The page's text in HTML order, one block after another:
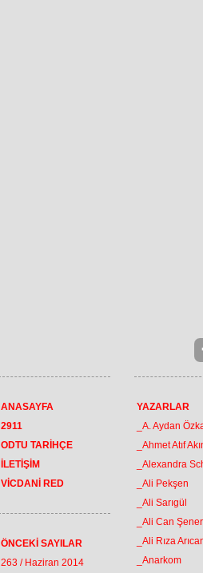
ANASAYFA
2911
ODTU TARİHÇE
İLETİŞİM
VİCDANİ RED
ÖNCEKİ SAYILAR
263 / Haziran 2014
YAZARLAR
_A. Aydan
_Ahmet Atıf
_Alexandra
_Ali Pekşen
_Ali Sarıgül
_Ali Can Şener
_Ali Rıza
_Anarkom